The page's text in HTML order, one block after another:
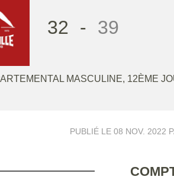
32 - 39
MASCULINE, 12ÈME
PUBLIÉ LE 08 NOV. 2022